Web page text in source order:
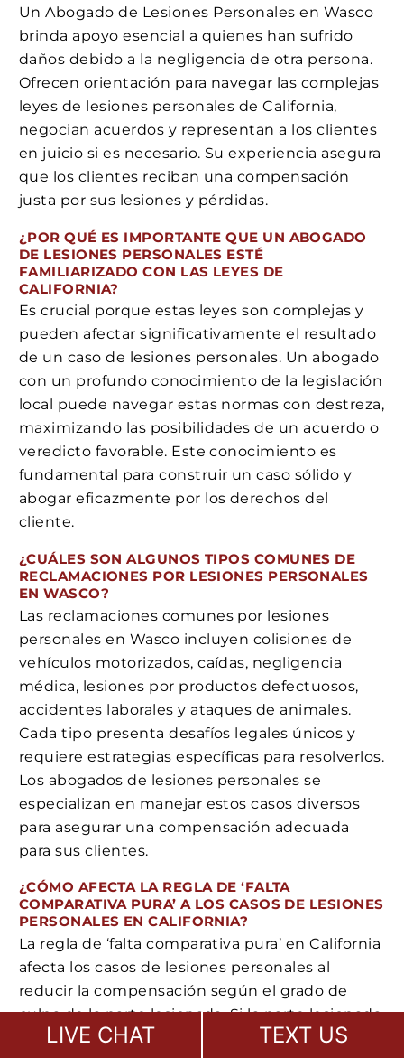
Un Abogado de Lesiones Personales en Wasco
brinda apoyo esencial a quienes han sufrido
daños debido a la negligencia de otra persona.
Ofrecen orientación para navegar las complejas
leyes de lesiones personales de California,
negocian acuerdos y representan a los clientes
en juicio si es necesario. Su experiencia asegura
que los clientes reciban una compensación
justa por sus lesiones y pérdidas.
¿POR QUÉ ES IMPORTANTE QUE UN ABOGADO
DE LESIONES PERSONALES ESTÉ
FAMILIARIZADO CON LAS LEYES DE
CALIFORNIA?
Es crucial porque estas leyes son complejas y
pueden afectar significativamente el resultado
de un caso de lesiones personales. Un abogado
con un profundo conocimiento de la legislación
local puede navegar estas normas con destreza,
maximizando las posibilidades de un acuerdo o
veredicto favorable. Este conocimiento es
fundamental para construir un caso sólido y
abogar eficazmente por los derechos del
cliente.
¿CUÁLES SON ALGUNOS TIPOS COMUNES DE
RECLAMACIONES POR LESIONES PERSONALES
EN WASCO?
Las reclamaciones comunes por lesiones
personales en Wasco incluyen colisiones de
vehículos motorizados, caídas, negligencia
médica, lesiones por productos defectuosos,
accidentes laborales y ataques de animales.
Cada tipo presenta desafíos legales únicos y
requiere estrategias específicas para resolverlos.
Los abogados de lesiones personales se
especializan en manejar estos casos diversos
para asegurar una compensación adecuada
para sus clientes.
¿CÓMO AFECTA LA REGLA DE ‘FALTA
COMPARATIVA PURA’ A LOS CASOS DE LESIONES
PERSONALES EN CALIFORNIA?
La regla de ‘falta comparativa pura’ en California
afecta los casos de lesiones personales al
reducir la compensación según el grado de
culpa de la parte lesionada. Si la parte lesionada
tiene parte de la culpa en el incidente, su
LIVE CHAT TEXT US